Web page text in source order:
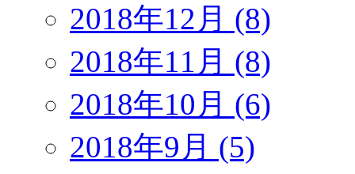
2018年12月 (8)
2018年11月 (8)
2018年10月 (6)
2018年9月 (5)